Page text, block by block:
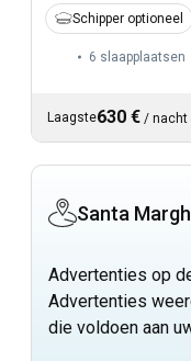
Schipper optioneel
6 slaapplaatsen
Laagste630 € / nacht
Santa
Advertenties op
Advertenties
die voldoen aan